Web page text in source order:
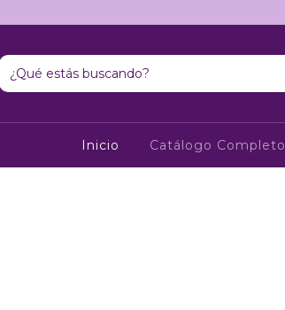
Inicio Catálogo Completo